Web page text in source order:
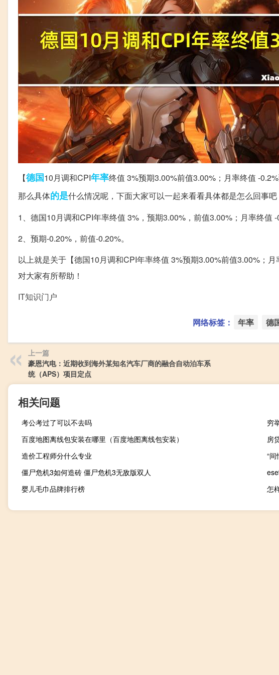
【德国10月调和CPI年率终值 3%预期3.00%前值3.00%；月率终值 -
那么具体的是什么情况呢，下面大家可以一起来看看具体都是怎么回事吧
1、德国10月调和CPI年率终值 3%，预期3.00%，前值3.00%；月率终值 -
2、预期-0.20%，前值-0.20%。
以上就是关于【德国10月调和CPI年率终值 3%预期3.00%前值3.00%；
对大家有所帮助！
IT知识门户
网络标签： 年率 德
上一篇
豪恩汽电：近期收到海外某知名汽车厂商的融合自动泊车系
统（APS）项目定点
相关问题
考公考过了可以不去吗
穷
百度地图离线包安装在哪里（百度地图离线包安装）
房
造价工程师分什么专业
“
僵尸危机3如何造砖 僵尸危机3无敌版双人
婴儿毛巾品牌排行榜
怎